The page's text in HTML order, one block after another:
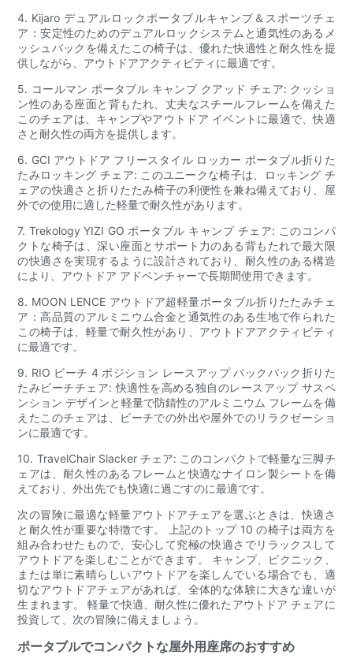
4. Kijaro デュアルロックポータブルキャンプ＆スポーツチェ
ア：安定性のためのデュアルロックシステムと通気性のあるメ
ッシュバックを備えたこの椅子は、優れた快適性と耐久性を提
供しながら、アウトドアアクティビティに最適です。
5. コールマン ポータブル キャンプ クアッド チェア: クッショ
ン性のある座面と背もたれ、丈夫なスチールフレームを備えた
このチェアは、キャンプやアウトドア イベントに最適で、快適
さと耐久性の両方を提供します。
6. GCI アウトドア フリースタイル ロッカー ポータブル折りた
たみロッキング チェア: このユニークな椅子は、ロッキング チ
ェアの快適さと折りたたみ椅子の利便性を兼ね備えており、屋
外での使用に適した軽量で耐久性があります。
7. Trekology YIZI GO ポータブル キャンプ チェア: このコンパ
クトな椅子は、深い座面とサポート力のある背もたれで最大限
の快適さを実現するように設計されており、耐久性のある構造
により、アウトドア アドベンチャーで長期間使用できます。
8. MOON LENCE アウトドア超軽量ポータブル折りたたみチェ
ア：高品質のアルミニウム合金と通気性のある生地で作られた
この椅子は、軽量で耐久性があり、アウトドアアクティビティ
に最適です。
9. RIO ビーチ 4 ポジション レースアップ バックパック折りた
たみビーチチェア: 快適性を高める独自のレースアップ サスペ
ンション デザインと軽量で防錆性のアルミニウム フレームを備
えたこのチェアは、ビーチでの外出や屋外でのリラクゼーショ
ンに最適です。
10. TravelChair Slacker チェア: このコンパクトで軽量な三脚チ
ェアは、耐久性のあるフレームと快適なナイロン製シートを備
えており、外出先でも快適に過ごすのに最適です。
次の冒険に最適な軽量アウトドアチェアを選ぶときは、快適さ
と耐久性が重要な特徴です。 上記のトップ 10 の椅子は両方を
組み合わせたもので、安心して究極の快適さでリラックスして
アウトドアを楽しむことができます。 キャンプ、ピクニック、
または単に素晴らしいアウトドアを楽しんでいる場合でも、適
切なアウトドアチェアがあれば、全体的な体験に大きな違いが
生まれます。 軽量で快適、耐久性に優れたアウトドア チェアに
投資して、次の冒険に備えましょう。
ポータブルでコンパクトな屋外用座席のおすすめ